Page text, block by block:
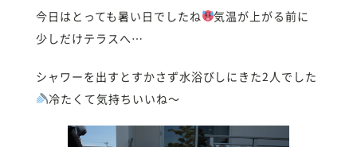
今日はとっても暑い日でしたね
気温が上がる前に
少しだけテラスへ…
シャワーを出すとすかさず水浴びしにきた2人でした
冷たくて気持ちいいね〜